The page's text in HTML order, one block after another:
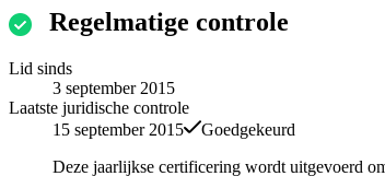
Regelmatige controle
Lid sinds
3 september 2015
Laatste juridische controle
15 september 2015
Goedgekeurd
Deze jaarlijkse certificering wordt uitgevoerd